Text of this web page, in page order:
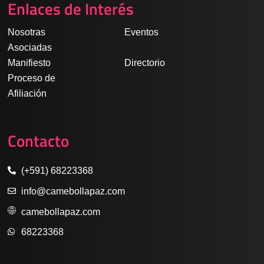
b
o
o
k
a
r
a
m
e
u
a
p
Enlaces de Interés
Nosotras
Eventos
Asociadas
Manifiesto
Directorio
Proceso de
Afiliación
Contacto
(+591) 68223368
info@camebollapaz.com
camebollapaz.com
68223368